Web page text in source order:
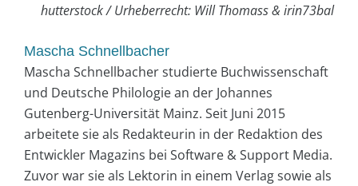
hutterstock / Urheberrecht: Will Thomass & irin73bal
Mascha Schnellbacher
Mascha Schnellbacher studierte Buchwissenschaft
und Deutsche Philologie an der Johannes
Gutenberg-Universität Mainz. Seit Juni 2015
arbeitete sie als Redakteurin in der Redaktion des
Entwickler Magazins bei Software & Support Media.
Zuvor war sie als Lektorin in einem Verlag sowie als